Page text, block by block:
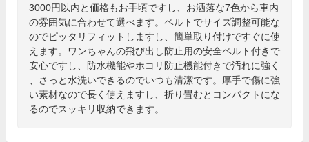
3000円以内と価格もお手頃ですし、お洒落な7色から車内
の雰囲気に合わせて選べます。ベルトでサイズ調整可能な
のでピッタリフィットしますし、簡単取り付けですぐに使
えます。ワンちゃんの飛び出し防止用の安全ベルト付きで
安心ですし、防水機能やホコリ防止機能付きで汚れに強く
、さっと水洗いできるのでいつも清潔です。厚手で傷に強
い素材なので長く使えますし、折り畳むとコンパクトにな
るのでスッキリ収納できます。